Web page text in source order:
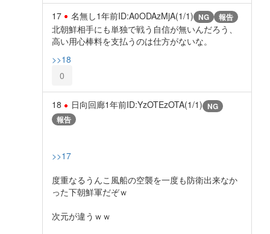
17 名無し1年前ID:A0ODAzMjA(1/1) NG 報告
北朝鮮相手にも単独で戦う自信が無いんだろう、
高い用心棒料を支払うのは仕方がないな。
>>18
0
18 日向回廊1年前ID:YzOTEzOTA(1/1) NG
報告
>>17
度重なるうんこ風船の空襲を一度も防衛出来なか
った下朝鮮軍だぞｗ
次元が違うｗｗ